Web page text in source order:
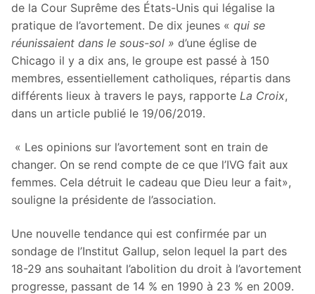
de la Cour Suprême des États-Unis qui légalise la
pratique de l’avortement. De dix jeunes « qui se
réunissaient dans le sous-sol » d’une église de
Chicago il y a dix ans, le groupe est passé à 150
membres, essentiellement catholiques, répartis dans
différents lieux à travers le pays, rapporte La Croix,
dans un article publié le 19/06/2019.
« Les opinions sur l’avortement sont en train de
changer. On se rend compte de ce que l’IVG fait aux
femmes. Cela détruit le cadeau que Dieu leur a fait»,
souligne la présidente de l’association.
Une nouvelle tendance qui est confirmée par un
sondage de l’Institut Gallup, selon lequel la part des
18-29 ans souhaitant l’abolition du droit à l’avortement
progresse, passant de 14 % en 1990 à 23 % en 2009.